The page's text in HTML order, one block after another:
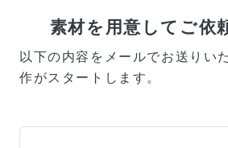
素材を用意してご依
以下の内容をメールでお送りい
作がスタートします。